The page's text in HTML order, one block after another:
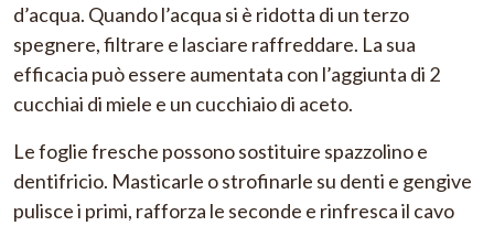
d’acqua. Quando l’acqua si è ridotta di un terzo
spegnere, filtrare e lasciare raffreddare. La sua
efficacia può essere aumentata con l’aggiunta di 2
cucchiai di miele e un cucchiaio di aceto.
Le foglie fresche possono sostituire spazzolino e
dentifricio. Masticarle o strofinarle su denti e gengive
pulisce i primi, rafforza le seconde e rinfresca il cavo